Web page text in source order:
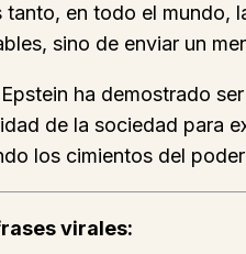
tanto, en todo el mundo,
sino de enviar un
ha demostrado
de la sociedad para
los cimientos del
virales: